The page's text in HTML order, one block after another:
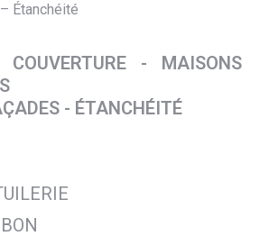
Étanchéité
COUVERTURE - MAISONS
- ÉTANCHÉITÉ